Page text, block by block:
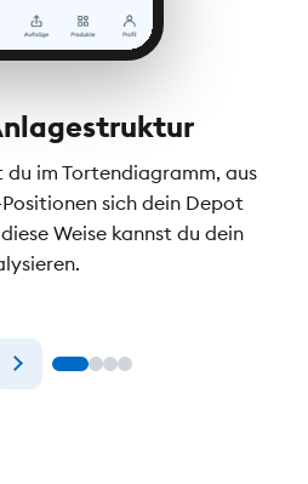
du im Tortendiagramm, aus
sich dein Depot
Weise kannst du dein